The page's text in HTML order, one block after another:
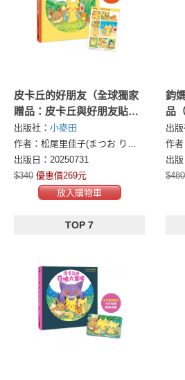
皮卡丘的好朋友（全球獨家
贈品：皮卡丘與好朋友貼
紙）
出版社： 小麥田
作者：松尾里佳子(まつお りかこ)
出版日：20250731
$340 優惠價269元
放入購物車
鈞
品
出版
作
出
$480
TOP 7